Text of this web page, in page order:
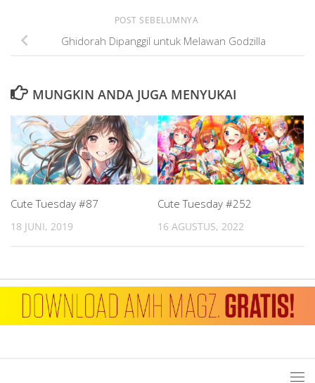
POST SEBELUMNYA
Ghidorah Dipanggil untuk Melawan Godzilla
MUNGKIN ANDA JUGA MENYUKAI
Cute Tuesday #87
18 JUNI, 2019
Cute Tuesday #252
16 AGUSTUS, 2022